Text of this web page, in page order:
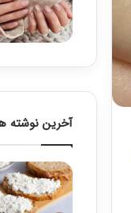
آخرین نوشته